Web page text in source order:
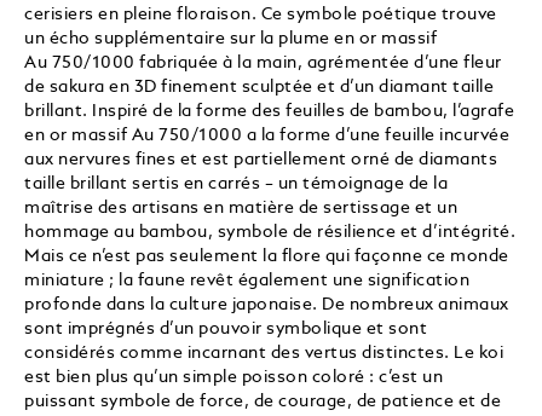
cerisiers en pleine floraison. Ce symbole poétique trouve
un écho supplémentaire sur la plume en or massif
Au 750/1000 fabriquée à la main, agrémentée d’une fleur
de sakura en 3D finement sculptée et d’un diamant taille
brillant. Inspiré de la forme des feuilles de bambou, l’agrafe
en or massif Au 750/1000 a la forme d’une feuille incurvée
aux nervures fines et est partiellement orné de diamants
taille brillant sertis en carrés – un témoignage de la
maîtrise des artisans en matière de sertissage et un
hommage au bambou, symbole de résilience et d’intégrité.
Mais ce n’est pas seulement la flore qui façonne ce monde
miniature ; la faune revêt également une signification
profonde dans la culture japonaise. De nombreux animaux
sont imprégnés d’un pouvoir symbolique et sont
considérés comme incarnant des vertus distinctes. Le koi
est bien plus qu’un simple poisson coloré : c’est un
puissant symbole de force, de courage, de patience et de